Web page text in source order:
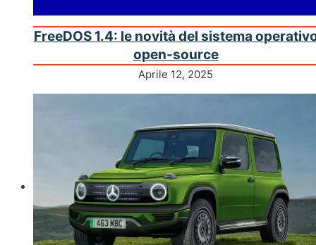
FreeDOS 1.4: le novità del sistema
open-source
Aprile 12, 2025